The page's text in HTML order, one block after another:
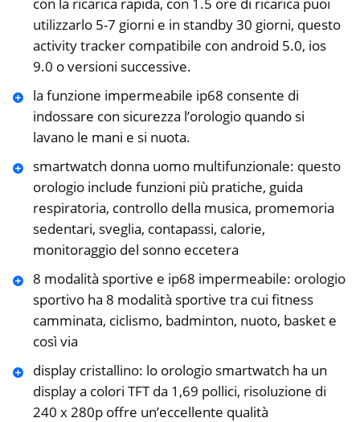
utilizzarlo 5-7 giorni e in standby 30 giorni, questo
activity tracker compatibile con android 5.0, ios
9.0 o versioni successive.
la funzione impermeabile ip68 consente di
indossare con sicurezza l’orologio quando si
lavano le mani e si nuota.
smartwatch donna uomo multifunzionale: questo
orologio include funzioni più pratiche, guida
respiratoria, controllo della musica, promemoria
sedentari, sveglia, contapassi, calorie,
monitoraggio del sonno eccetera
8 modalità sportive e ip68 impermeabile: orologio
sportivo ha 8 modalità sportive tra cui fitness
camminata, ciclismo, badminton, nuoto, basket e
così via
display cristallino: lo orologio smartwatch ha un
display a colori TFT da 1,69 pollici, risoluzione di
240 x 280p offre un’eccellente qualità